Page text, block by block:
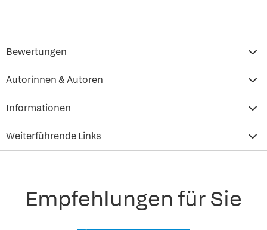
Bewertungen
Autorinnen & Autoren
Informationen
Weiterführende Links
Empfehlungen für Sie